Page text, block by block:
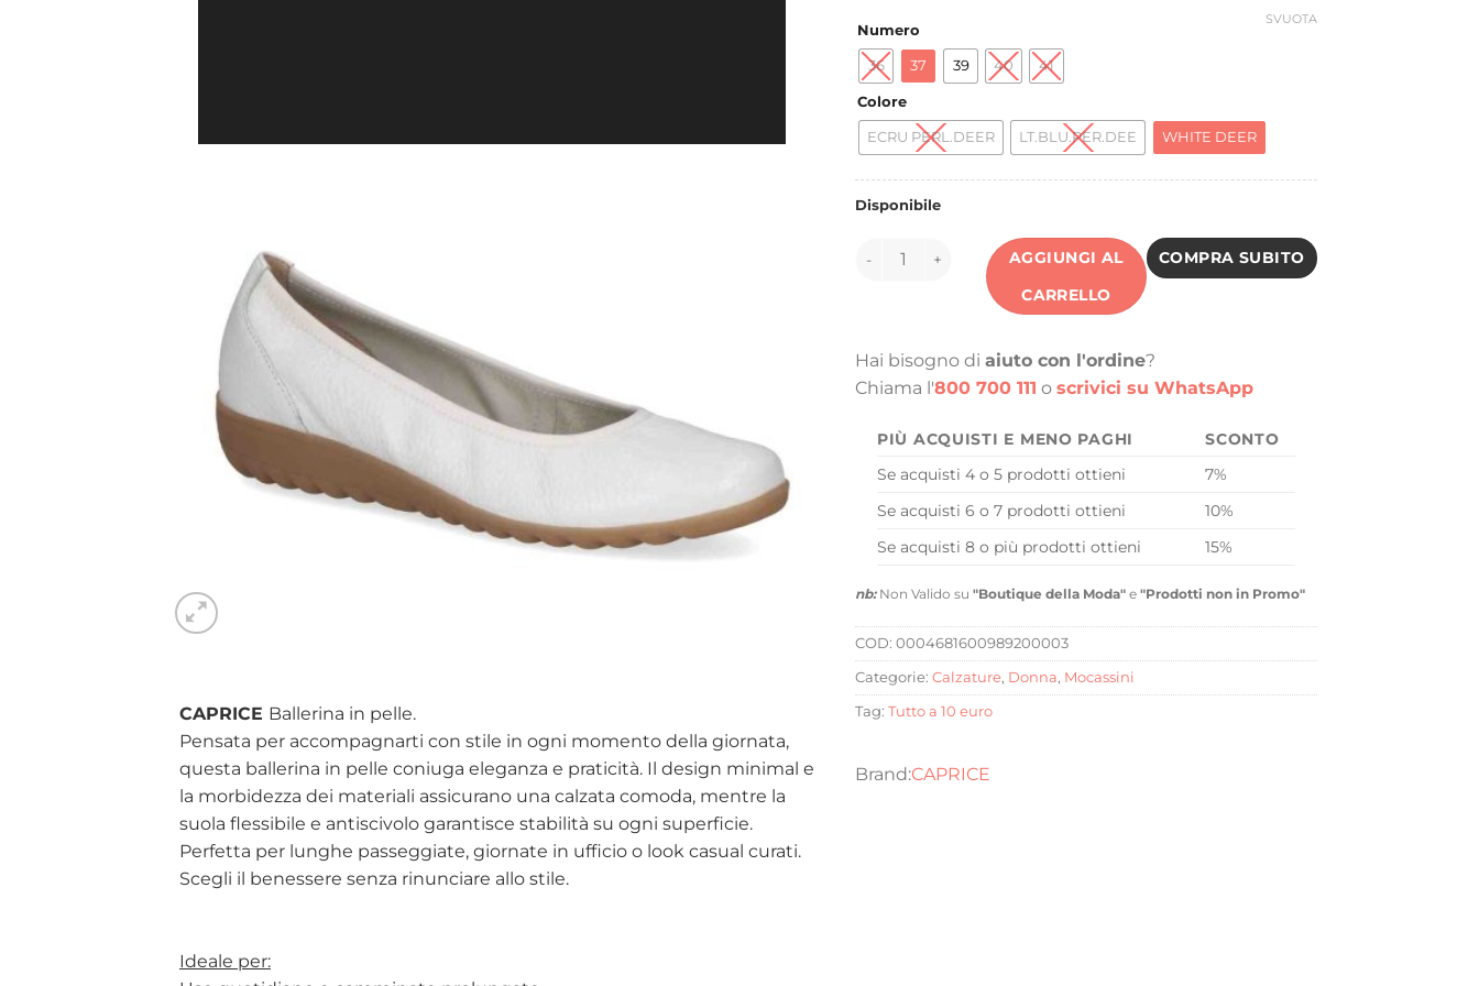
CAPRICE Ballerina in pelle.
Pensata per accompagnarti con stile in ogni momento della giornata,
questa ballerina in pelle coniuga eleganza e praticità. Il design minimal e
la morbidezza dei materiali assicurano una calzata comoda, mentre la
suola flessibile e antiscivolo garantisce stabilità su ogni superficie.
Perfetta per lunghe passeggiate, giornate in ufficio o look casual curati.
Scegli il benessere senza rinunciare allo stile.
Ideale per:
Numero
36 37 39 40 41
Colore
ECRU PERL.DEER LT.BLU.PER.DEE WHITE DEER
SVUOTA
Disponibile
147027 quantità
AGGIUNGI AL
CARRELLO
COMPRA SUBITO
Hai bisogno di aiuto con l'ordine?
Chiama l'800 700 111 o scrivici su WhatsApp
PIÙ ACQUISTI E MENO PAGHI
SCONTO
Se acquisti 4 o 5 prodotti ottieni
7%
Se acquisti 6 o 7 prodotti ottieni
10%
Se acquisti 8 o più prodotti ottieni
15%
nb:Non Valido su "Boutique della Moda" e "Prodotti non in Promo"
COD: 0004681600989200003
Categorie: Calzature, Donna, Mocassini
Tag: Tutto a 10 euro
CAPRICE